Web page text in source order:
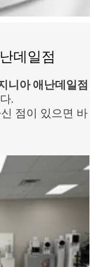
데일점
니아 애난데일점
.
점이 있으면 바